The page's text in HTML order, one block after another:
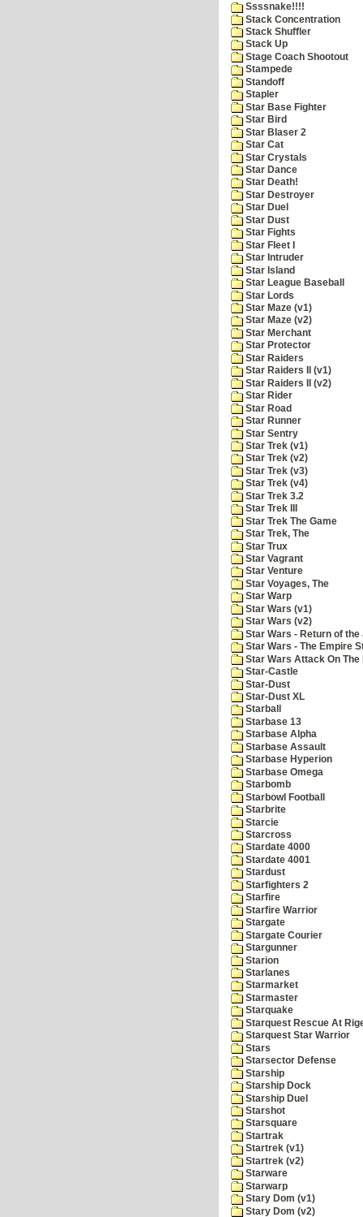
Ssssnake!!!!
Stack Concentration
Stack Shuffler
Stack Up
Stage Coach Shootout
Stampede
Standoff
Stapler
Star Base Fighter
Star Bird
Star Blaser 2
Star Cat
Star Crystals
Star Dance
Star Death!
Star Destroyer
Star Duel
Star Dust
Star Fights
Star Fleet I
Star Intruder
Star Island
Star League Baseball
Star Lords
Star Maze (v1)
Star Maze (v2)
Star Merchant
Star Protector
Star Raiders
Star Raiders II (v1)
Star Raiders II (v2)
Star Rider
Star Road
Star Runner
Star Sentry
Star Trek (v1)
Star Trek (v2)
Star Trek (v3)
Star Trek (v4)
Star Trek 3.2
Star Trek III
Star Trek The Game
Star Trek, The
Star Trux
Star Vagrant
Star Venture
Star Voyages, The
Star Warp
Star Wars (v1)
Star Wars (v2)
Star Wars - Return of
Star Wars - The Empire
Star Wars Attack On The
Star-Castle
Star-Dust
Star-Dust XL
Starball
Starbase 13
Starbase Alpha
Starbase Assault
Starbase Hyperion
Starbase Omega
Starbomb
Starbowl Football
Starbrite
Starcie
Starcross
Stardate 4000
Stardate 4001
Stardust
Starfighters 2
Starfire
Starfire Warrior
Stargate
Stargate Courier
Stargunner
Starion
Starlanes
Starmarket
Starmaster
Starquake
Starquest Rescue At
Starquest Star Warrior
Stars
Starsector Defense
Starship
Starship Dock
Starship Duel
Starshot
Starsquare
Startrak
Startrek (v1)
Startrek (v2)
Starware
Starwarp
Stary Dom (v1)
Stary Dom (v2)